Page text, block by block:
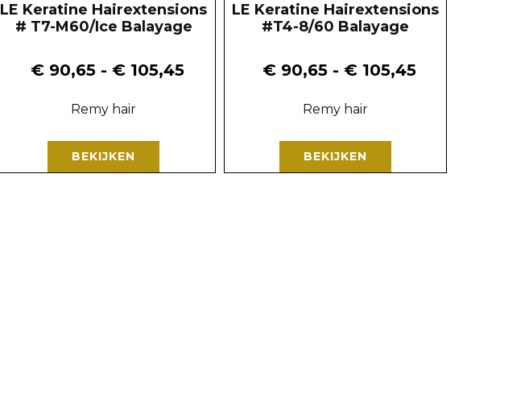
LE Keratine Hairextensions
# T7-M60/Ice Balayage
€ 90,65 - € 105,45
Remy hair
BEKIJKEN
LE Keratine Hairextensions
#T4-8/60 Balayage
€90,65- €105,45
Remy hair
BEKIJKEN